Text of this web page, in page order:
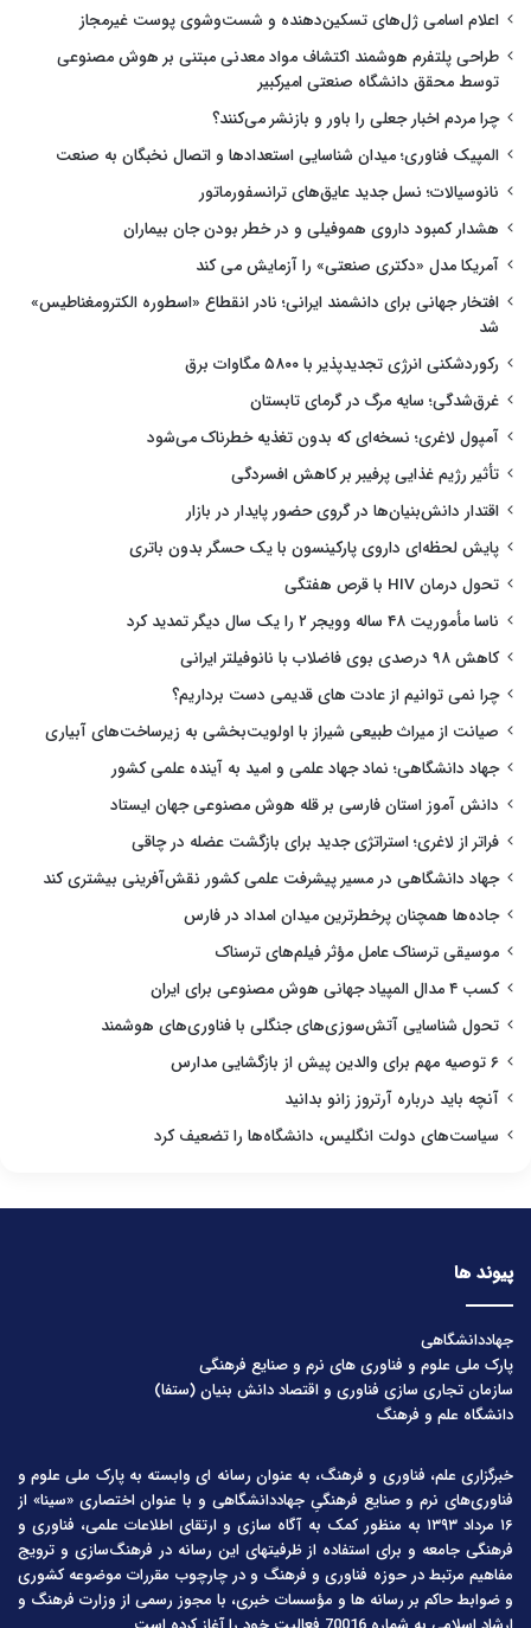
اعلام اسامی ژل‌های تسکین‌دهنده و شست‌وشوی پوست غیرمجاز
طراحی پلتفرم هوشمند اکتشاف مواد معدنی مبتنی بر هوش مصنوعی
توسط محقق دانشگاه صنعتی امیرکبیر
چرا مردم اخبار جعلی را باور و بازنشر می‌کنند؟
المپیک فناوری؛ میدان شناسایی استعدادها و اتصال نخبگان به صنعت
نانوسیالات؛ نسل جدید عایق‌های ترانسفورماتور
هشدار کمبود داروی هموفیلی و در خطر بودن جان بیماران
آمریکا مدل «دکتری صنعتی» را آزمایش می کند
افتخار جهانی برای دانشمند ایرانی؛ نادر انقطاع «اسطوره الکترومغناطیس»
شد
رکوردشکنی انرژی تجدیدپذیر با ۵۸۰۰ مگاوات برق
غرق‌شدگی؛ سایه مرگ در گرمای تابستان
آمپول لاغری؛ نسخه‌ای که بدون تغذیه خطرناک می‌شود
تأثیر رژیم غذایی پرفیبر بر کاهش افسردگی
اقتدار دانش‌بنیان‌ها در گروی حضور پایدار در بازار
پایش لحظه‌ای داروی پارکینسون با یک حسگر بدون باتری
تحول درمان HIV با قرص هفتگی
ناسا مأموریت ۴۸ ساله وویجر ۲ را یک سال دیگر تمدید کرد
کاهش ۹۸ درصدی بوی فاضلاب با نانوفیلتر ایرانی
چرا نمی توانیم از عادت های قدیمی دست برداریم؟
صیانت از میراث طبیعی شیراز با اولویت‌بخشی به زیرساخت‌های آبیاری
جهاد دانشگاهی؛ نماد جهاد علمی و امید به آینده علمی کشور
دانش آموز استان فارسی بر قله هوش مصنوعی جهان ایستاد
فراتر از لاغری؛ استراتژی جدید برای بازگشت عضله در چاقی
جهاد دانشگاهی در مسیر پیشرفت علمی کشور نقش‌آفرینی بیشتری کند
جاده‌ها همچنان پرخطرترین میدان امداد در فارس
موسیقی ترسناک عامل مؤثر فیلم‌های ترسناک
کسب ۴ مدال المپیاد جهانی هوش مصنوعی برای ایران
تحول شناسایی آتش‌سوزی‌های جنگلی با فناوری‌های هوشمند
۶ توصیه مهم برای والدین پیش از بازگشایی مدارس
آنچه باید درباره آرتروز زانو بدانید
سیاست‌های دولت انگلیس، دانشگاه‌ها را تضعیف کرد
پیوند ها
جهاددانشگاهی
پارک ملی علوم و فناوری های نرم و صنایع فرهنگی
سازمان تجاری سازی فناوری و اقتصاد دانش بنیان (ستفا)
دانشگاه علم و فرهنگ
خبرگزاری علم، فناوری و فرهنگ، به عنوان رسانه ای وابسته به پارک ملی علوم و
فناوری‌های نرم و صنایع فرهنگیِ جهاددانشگاهی و با عنوان اختصاری «سینا» از
۱۶ مرداد ۱۳۹۳ به منظور کمک به آگاه سازی و ارتقای اطلاعات علمی، فناوری و
فرهنگی جامعه و برای استفاده از ظرفیتهای این رسانه در فرهنگ‌سازی و ترویج
مفاهیم مرتبط در حوزه فناوری و فرهنگ و در چارچوب مقررات موضوعه کشوری
و ضوابط حاکم بر رسانه ها و مؤسسات خبری، با مجوز رسمی از وزارت فرهنگ و